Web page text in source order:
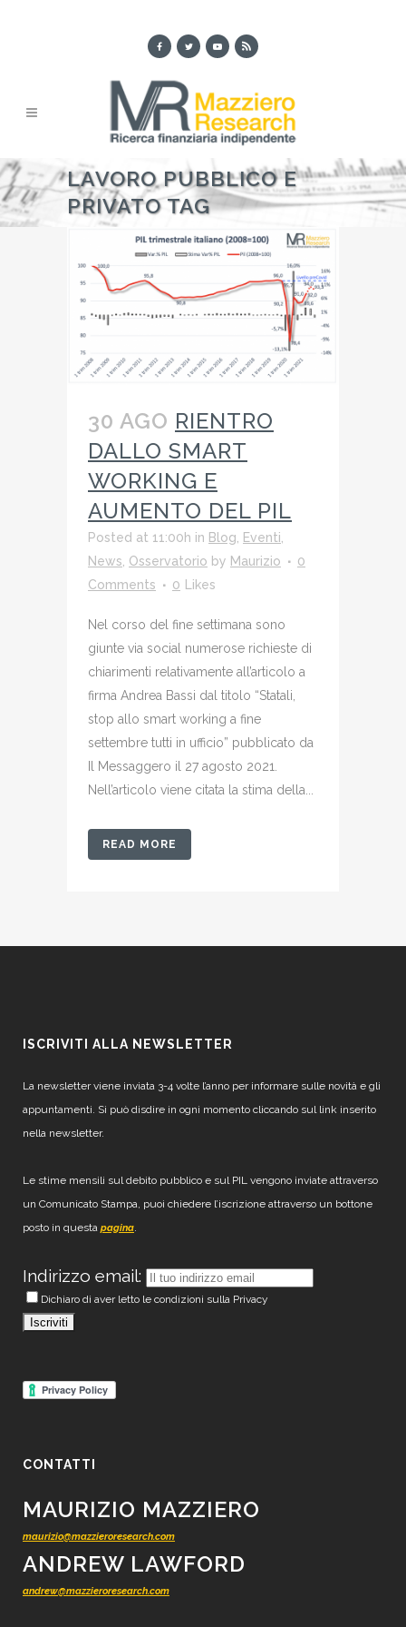
LAVORO PUBBLICO E
PRIVATO TAG
30 AGO RIENTRO
DALLO SMART
WORKING E
AUMENTO DEL PIL
Posted at 11:00h in Blog Eventi
News Osservatorio by Maurizio
0
Comments
0 Likes
Nel corso del fine settimana sono
giunte via social numerose richieste di
chiarimenti relativamente all’articolo a
firma Andrea Bassi dal titolo “Statali,
stop allo smart working a fine
settembre tutti in ufficio” pubblicato da
Il Messaggero il 27 agosto 2021.
Nell’articolo viene citata la stima della...
READ MORE
ISCRIVITI ALLA NEWSLETTER
La newsletter viene inviata 3-4 volte l’anno per informare sulle novità e gli
appuntamenti. Si può disdire in ogni momento cliccando sul link inserito
nella newsletter.
Le stime mensili sul debito pubblico e sul PIL vengono inviate attraverso
un Comunicato Stampa, puoi chiedere l’iscrizione attraverso un bottone
posto in questa pagina.
Indirizzo email:
Dichiaro di aver letto le condizioni sulla Privacy
CONTATTI
MAURIZIO MAZZIERO
maurizio@mazzieroresearch.com
ANDREW LAWFORD
andrew@mazzieroresearch.com